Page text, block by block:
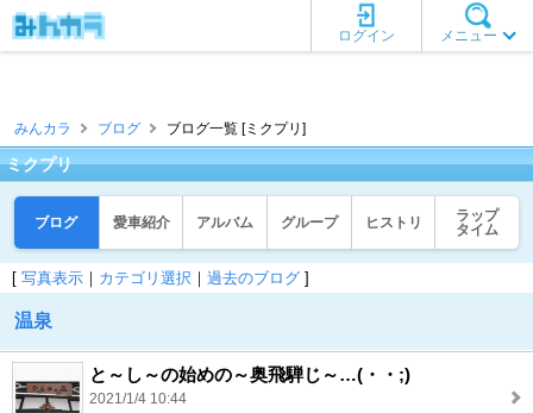
メニュー
ログイン
みんカラ ブログ ブログ一覧 [ミクプリ]
ミクプリ
ブログ 愛車紹介 アルバム グループ ヒストリ
ラップ
タイム
[ 写真表示 ｜ カテゴリ選択 ｜ 過去のブログ ]
温泉
と～し～の始めの～奥飛騨じ～…(・・;)
2021/1/4 10:44